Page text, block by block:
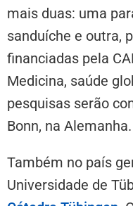
mais duas: uma
sanduíche e outra,
financiadas pela
Medicina, saúde
pesquisas serão
Bonn, na Alemanha.
Também no país
Universidade de